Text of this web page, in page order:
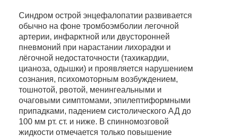
Синдром острой энцефалопатии развивается
обычно на фоне тромбоэмболии легочной
артерии, инфарктной или двусторонней
пневмоний при нарастании лихорадки и
лёгочной недостаточности (тахикардии,
цианоза, одышки) и проявляется нарушением
сознания, психомоторным возбуждением,
тошнотой, рвотой, менингеальными и
очаговыми симптомами, эпилептиформными
припадками, падением систолического АД до
100 мм рт. ст. и ниже. В спинномозговой
жидкости отмечается только повышение